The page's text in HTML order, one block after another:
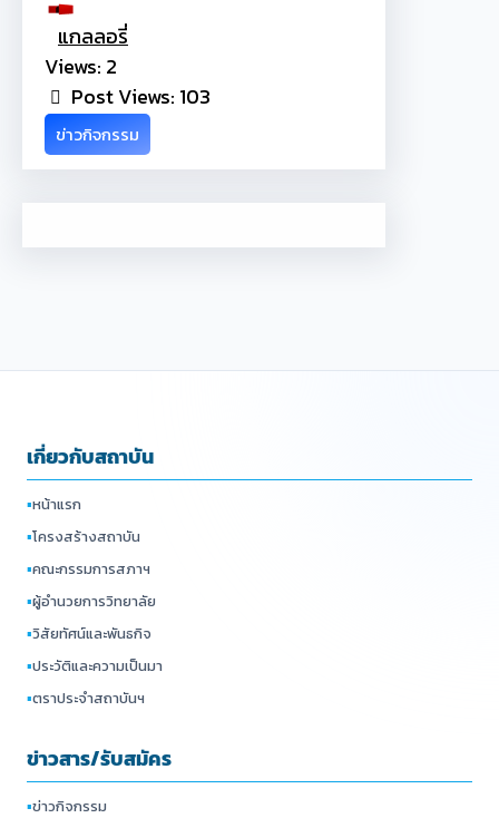
แกลลอรี่
Views: 2
Post Views: 103
ข่าวกิจกรรม
เกี่ยวกับสถาบัน
▪หน้าแรก
▪โครงสร้างสถาบัน
▪คณะกรรมการสภาฯ
▪ผู้อำนวยการวิทยาลัย
▪วิสัยทัศน์และพันธกิจ
▪ประวัติและความเป็นมา
▪ตราประจำสถาบันฯ
ข่าวสาร/รับสมัคร
▪ข่าวกิจกรรม